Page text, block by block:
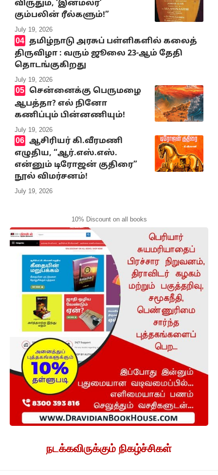
விருதும், ‘இனமலர்’
கும்பலின் ரீல்களும்!”
July 19, 2026
தமிழ்நாடு அரசுப் பள்ளிகளில் கலைத்
திருவிழா : வரும் ஜூலை 23-ஆம் தேதி
தொடங்குகிறது
July 19, 2026
சென்னைக்கு பெருமழை
ஆபத்தா? எல் நினோ
கணிப்பும் பின்னணியும்!
July 19, 2026
ஆசிரியர் கி.வீரமணி
எழுதிய, “ஆர்.எஸ்.எஸ்.
என்னும் டிரோஜன் குதிரை”
நூல் விமர்சனம்!
July 19, 2026
10% Discount on all books
நடக்கவிருக்கும் நிகழ்ச்சிகள்